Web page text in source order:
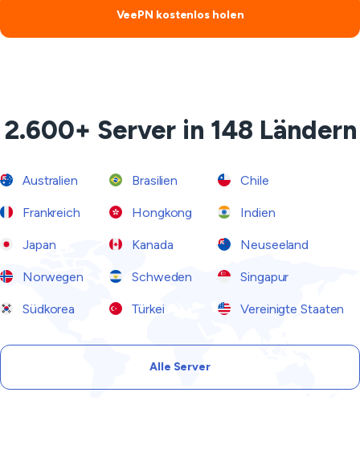
VeePN kostenlos holen
2.600+ Server in 148 Ländern
Australien Brasilien Chile
Frankreich Hongkong Indien
Japan Kanada Neuseeland
Norwegen Schweden Singapur
Südkorea Türkei Vereinigte Staaten
Alle Server